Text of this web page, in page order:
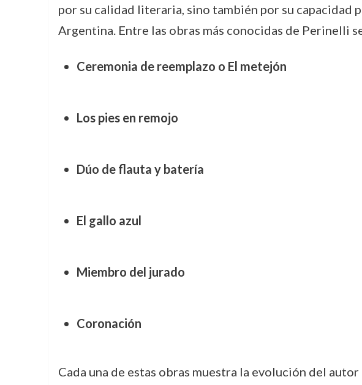
por su calidad literaria, sino también por su
Argentina. Entre las obras más conocidas de Perinelli
Ceremonia de reemplazo o El metejón
Los pies en remojo
Dúo de flauta y batería
El gallo azul
Miembro del jurado
Coronación
Cada una de estas obras muestra la evolución del